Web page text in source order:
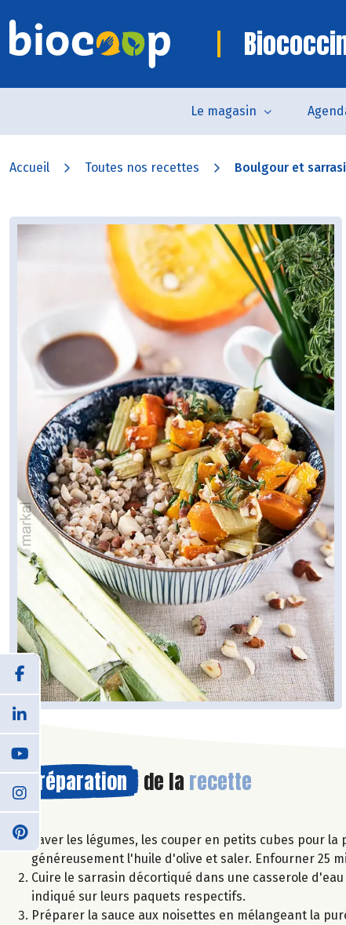
Le magasin
Accueil Toutes nos recettes Boulgour et
Préparation de la recette
Laver les légumes, les couper en petits cubes pour
généreusement l'huile d'olive et saler. Enfourner 25
Cuire le sarrasin décortiqué dans une casserole
indiqué sur leurs paquets respectifs.
Préparer la sauce aux noisettes en mélangeant la